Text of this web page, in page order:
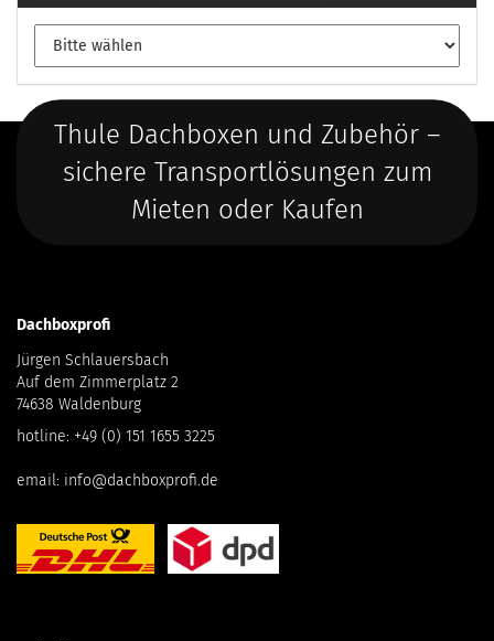
Thule Dachboxen und Zubehör –
sichere Transportlösungen zum
Mieten oder Kaufen
Dachboxprofi
Jürgen Schlauersbach
Auf dem Zimmerplatz 2
74638 Waldenburg
hotline: +49 (0) 151 1655 3225
email: info@dachboxprofi.de